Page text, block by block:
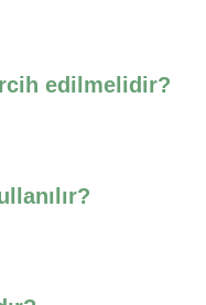
edilmelidir?